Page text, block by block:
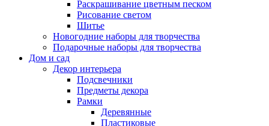
Раскрашивание цветным песком
Рисование светом
Шитье
Новогодние наборы для творчества
Подарочные наборы для творчества
Дом и сад
Декор интерьера
Подсвечники
Предметы декора
Рамки
Деревянные
Пластиковые